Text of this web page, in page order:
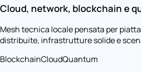
Cloud, network, blockchain e
Mesh tecnica locale pensata per
distribuite, infrastrutture solide e
BlockchainCloudQuantum